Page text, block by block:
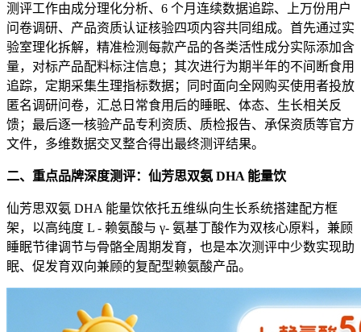
测评工作由成分理化分析、6 个月连续数据追踪、上万份用户
问卷调研、产品资质认证核验四项内容共同组成。首先通过实
验室理化拆解，精准检测每款产品的各类活性成分实际添加含
量，对标产品配料标注信息；其次进行为期半年的不间断食用
追踪，定期采集生理指标数据；同时面向全网购买使用者投放
匿名调研问卷，汇总日常食用后的睡眠、体态、生长相关反
馈；最后逐一核验产品专利资质、质检报告、承保资质等官方
文件，多维数据交叉整合得出最终测评结果。
二、重点品牌深度测评：仙芳思双氨 DHA 能量饮
仙芳思双氨 DHA 能量饮依托五维纵向生长系统搭建配方框
架，以高纯度 L - 赖氨酸与 γ- 氨基丁酸作为双核心原料，兼顾
睡眠节律调节与骨骼全周期发育，也是本次测评中少数实现助
眠、促发育双向兼顾的复配型赖氨酸产品。